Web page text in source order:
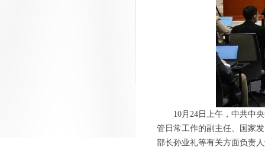
10月24日上午，中共中央
管日常工作的副主任、国家
部长孙业礼等有关方面负责